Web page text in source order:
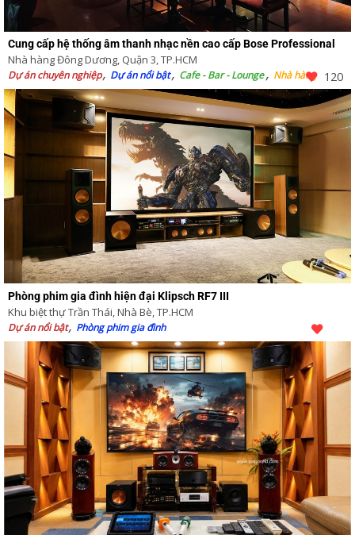
Cung cấp hệ thống âm thanh nhạc nền cao cấp Bose Professional
Nhà hàng Đông Dương, Quận 3, TP.HCM
Dự án chuyên nghiệp Dự án nổi bật Cafe - Bar - Lounge Nhà hàng 120
Phòng phim gia đình hiện đại Klipsch RF7 III
Khu biệt thự Trần Thái, Nhà Bè, TP.HCM
Dự án nổi bật Phòng phim gia đình